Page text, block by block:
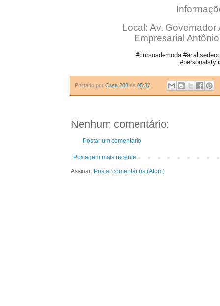
Local: Av.
Empresarial
#cursosdemoda
Postado por Casa 208 às 05:37
Nenhum comentário:
Postar um comentário
Postagem mais recente
Assinar: Postar comentários (Atom)